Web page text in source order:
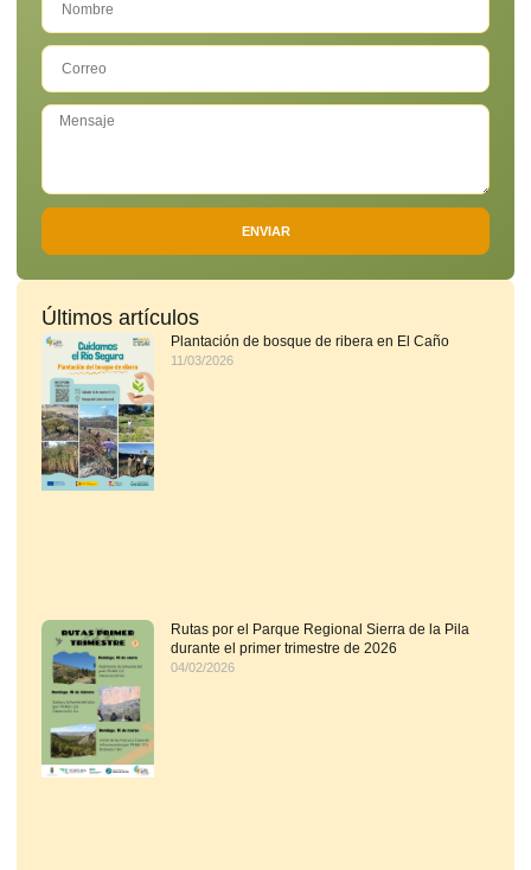
ENVIAR
Últimos artículos
Plantación de bosque de ribera en El Caño
11/03/2026
Rutas por el Parque Regional Sierra de la Pila
durante el primer trimestre de 2026
04/02/2026